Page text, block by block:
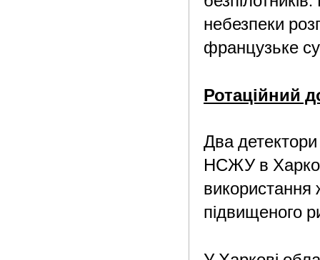
небезпеки
французьке
Ротаційний
Два
НСЖУ в
використання
підвищеного